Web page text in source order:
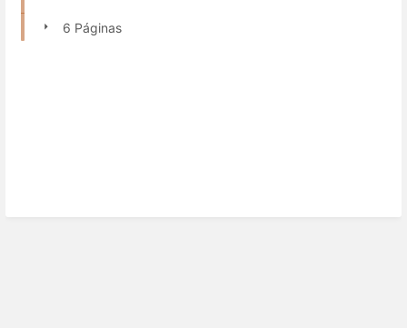
6 Páginas